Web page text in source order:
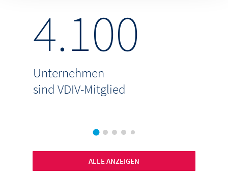
4.100
Unternehmen
sind VDIV-Mitglied
ALLE ANZEIGEN